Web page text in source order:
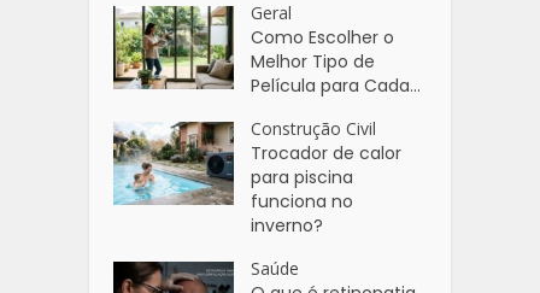
Geral
Como Escolher o
Melhor Tipo de
Película para Cada...
Construção Civil
Trocador de calor
para piscina
funciona no
inverno?
Saúde